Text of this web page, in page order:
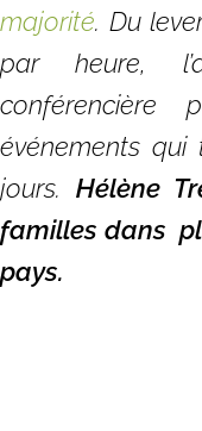
majorité. Du
par heure,
conférencière
événements
jours. Hélène
familles dans
pays.